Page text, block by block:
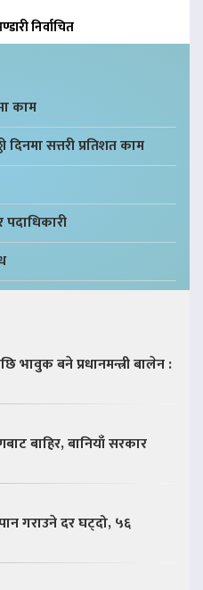
निर्वाचित
काम
सत्तरी प्रतिशत काम
भावुक बने प्रधानमन्त्री बालेन :
बाहिर, बानियाँ सरकार
गराउने दर घट्दो, ५६